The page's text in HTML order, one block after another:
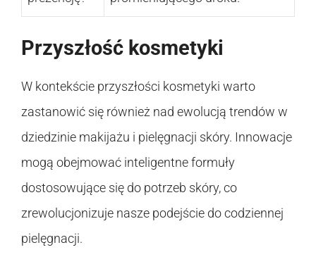
Przyszłość kosmetyki
W kontekście przyszłości kosmetyki warto
zastanowić się również nad ewolucją trendów w
dziedzinie makijażu i pielęgnacji skóry. Innowacje
mogą obejmować inteligentne formuły
dostosowujące się do potrzeb skóry, co
zrewolucjonizuje nasze podejście do codziennej
pielęgnacji.